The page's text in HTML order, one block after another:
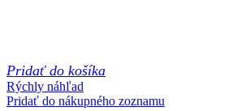
Pridať do košíka
Rýchly náhľad
Pridať do nákupného zoznamu